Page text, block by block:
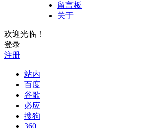
留言板
关于
欢迎光临！
登录
注册
站内
百度
谷歌
必应
搜狗
360